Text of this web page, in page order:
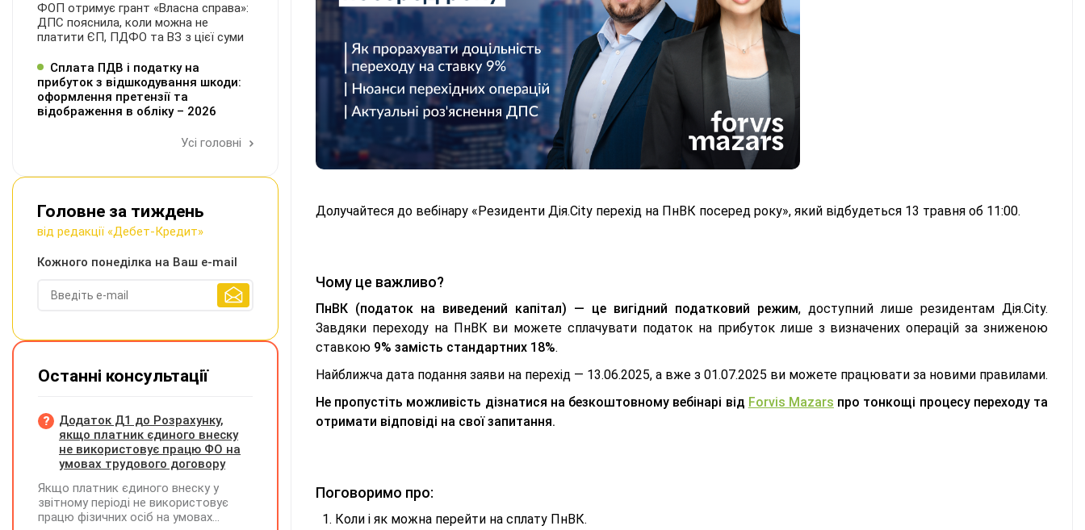
Долучайтеся до вебінару «Резиденти Дія.City перехід на ПнВК посеред року», який відбудеться 13 травня об 11:00.
Чому це важливо?
ПнВК (податок на виведений капітал) — це вигідний податковий режим, доступний лише резидентам Дія.City.
Завдяки переходу на ПнВК ви можете сплачувати податок на прибуток лише з визначених операцій за зниженою
ставкою 9% замість стандартних 18%.
Найближча дата подання заяви на перехід — 13.06.2025, а вже з 01.07.2025 ви можете працювати за новими правилами.
Не пропустіть можливість дізнатися на безкоштовному вебінарі від Forvis Mazars про тонкощі процесу переходу та
отримати відповіді на свої запитання.
Поговоримо про:
Коли і як можна перейти на сплату ПнВК.
ФОП отримує грант «Власна справа»:
ДПС пояснила, коли можна не
платити ЄП, ПДФО та ВЗ з цієї суми
Сплата ПДВ і податку на
прибуток з відшкодування шкоди:
оформлення претензії та
відображення в обліку – 2026
Усі головні
Головне за тиждень
від редакції «Дебет-Кредит»
Кожного понеділка на Ваш e-mail
Останні консультації
Додаток Д1 до Розрахунку,
якщо платник єдиного внеску
не використовує працю ФО на
умовах трудового договору
Якщо платник єдиного внеску у
звітному періоді не використовує
працю фізичних осіб на умовах